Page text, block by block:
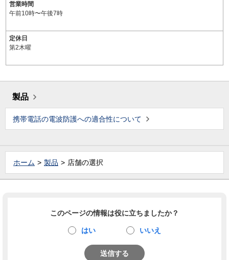
営業時間
午前10時〜午後7時
定休日
第2木曜
製品
携帯電話の電波防護への適合性について
ホーム 製品 店舗の選択
このページの情報は役に立ちましたか？
はい いいえ
送信する